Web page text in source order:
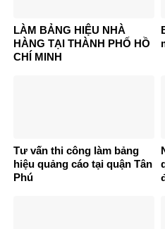
LÀM BẢNG HIỆU NHÀ
HÀNG TẠI THÀNH PHỐ HỒ
CHÍ MINH
Tư vấn thi công làm bảng
hiệu quảng cáo tại quận Tân
Phú